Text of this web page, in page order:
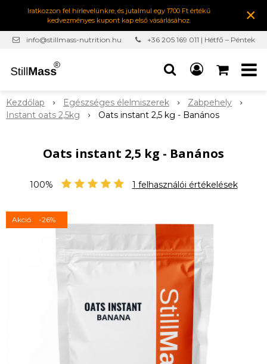
Iratkozzon fel hírlevelünkre, és jutalmul egy 1700 Ft értékű
kedvezményes kupont kap első vásárlásához.
×
info@stillmass-nutrition.hu
+36 205 169 011 | Hétfő – Péntek
Kezdőlap Egészséges élelmiszerek
Zabpehely
Instant oats 2,5kg
Oats instant 2,5 kg - Banános
Oats instant 2,5 kg - Banános
100% 1 felhasználói értékelések
Akció -26%